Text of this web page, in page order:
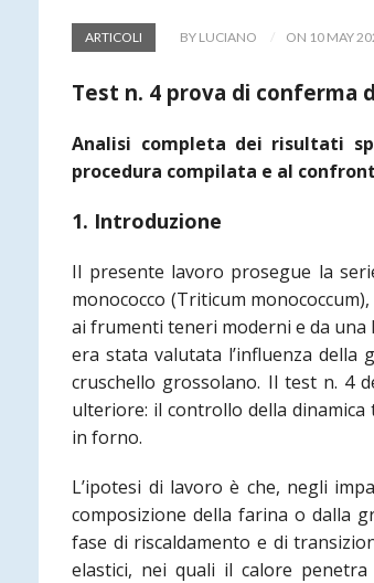
ARTICOLI BY LUCIANO ON 10 MAY
Test n. 4 prova di conferma
Analisi completa dei risultati
procedura compilata e al
1. Introduzione
Il presente lavoro prosegue la
monococco (Triticum
ai frumenti teneri moderni e da una
era stata valutata l’influenza della
cruschello grossolano. Il test n. 4
ulteriore: il controllo della dinamica
in forno.
L’ipotesi di lavoro è che, negli
composizione della farina o dalla
fase di riscaldamento e di
elastici, nei quali il calore